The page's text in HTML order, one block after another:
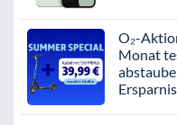
O₂-
Monat
Ersparnis